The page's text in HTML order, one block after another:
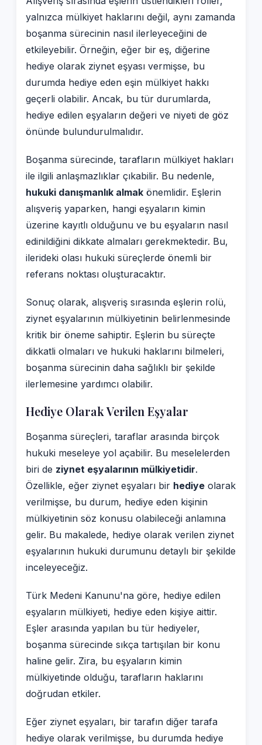
yalnızca mülkiyet haklarını değil, aynı zamanda
boşanma sürecinin nasıl ilerleyeceğini de
etkileyebilir. Örneğin, eğer bir eş, diğerine
hediye olarak ziynet eşyası vermişse, bu
durumda hediye eden eşin mülkiyet hakkı
geçerli olabilir. Ancak, bu tür durumlarda,
hediye edilen eşyaların değeri ve niyeti de göz
önünde bulundurulmalıdır.
Boşanma sürecinde, tarafların mülkiyet hakları
ile ilgili anlaşmazlıklar çıkabilir. Bu nedenle,
hukuki danışmanlık almak önemlidir. Eşlerin
alışveriş yaparken, hangi eşyaların kimin
üzerine kayıtlı olduğunu ve bu eşyaların nasıl
edinildiğini dikkate almaları gerekmektedir. Bu,
ilerideki olası hukuki süreçlerde önemli bir
referans noktası oluşturacaktır.
Sonuç olarak, alışveriş sırasında eşlerin rolü,
ziynet eşyalarının mülkiyetinin belirlenmesinde
kritik bir öneme sahiptir. Eşlerin bu süreçte
dikkatli olmaları ve hukuki haklarını bilmeleri,
boşanma sürecinin daha sağlıklı bir şekilde
ilerlemesine yardımcı olabilir.
Hediye Olarak Verilen Eşyalar
Boşanma süreçleri, taraflar arasında birçok
hukuki meseleye yol açabilir. Bu meselelerden
biri de ziynet eşyalarının mülkiyetidir.
Özellikle, eğer ziynet eşyaları bir hediye olarak
verilmişse, bu durum, hediye eden kişinin
mülkiyetinin söz konusu olabileceği anlamına
gelir. Bu makalede, hediye olarak verilen ziynet
eşyalarının hukuki durumunu detaylı bir şekilde
inceleyeceğiz.
Türk Medeni Kanunu'na göre, hediye edilen
eşyaların mülkiyeti, hediye eden kişiye aittir.
Eşler arasında yapılan bu tür hediyeler,
boşanma sürecinde sıkça tartışılan bir konu
haline gelir. Zira, bu eşyaların kimin
mülkiyetinde olduğu, tarafların haklarını
doğrudan etkiler.
Eğer ziynet eşyaları, bir tarafın diğer tarafa
hediye olarak verilmişse, bu durumda hediye